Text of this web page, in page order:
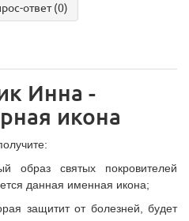
ответ(0)
Инна -
икона
образ святых покровителей
данная именная икона;
защитит от болезней, будет